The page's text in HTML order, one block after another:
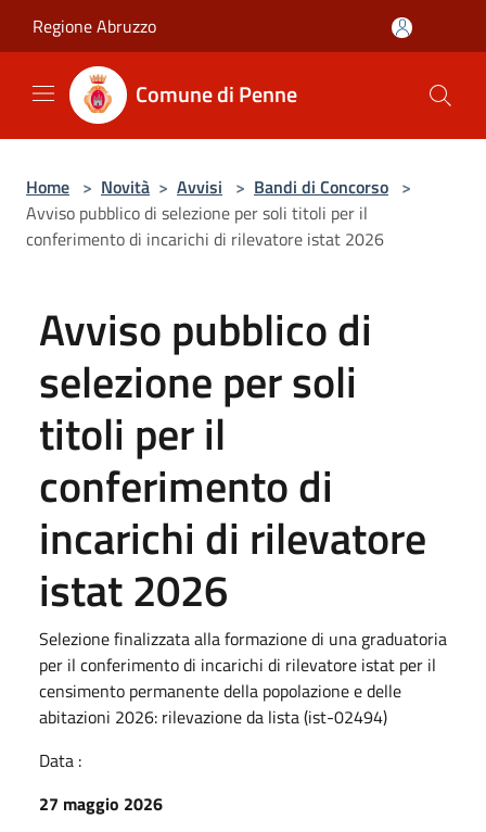
Regione Abruzzo
Comune di Penne
Home > Novità > Avvisi > Bandi di Concorso >
Avviso pubblico di selezione per soli titoli per il
conferimento di incarichi di rilevatore istat 2026
Avviso pubblico di
selezione per soli
titoli per il
conferimento di
incarichi di rilevatore
istat 2026
Selezione finalizzata alla formazione di una graduatoria
per il conferimento di incarichi di rilevatore istat per il
censimento permanente della popolazione e delle
abitazioni 2026: rilevazione da lista (ist-02494)
Data :
27 maggio 2026